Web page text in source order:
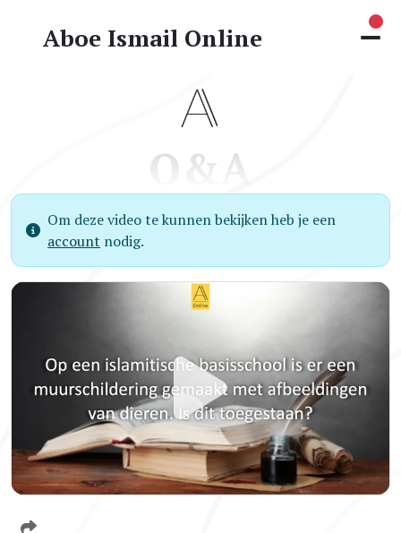
Aboe Ismail Online
Q&A
Om deze video te kunnen bekijken heb je een
account nodig.